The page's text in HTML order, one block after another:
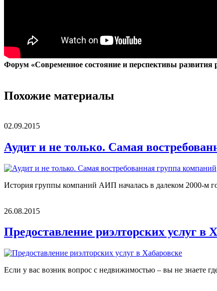
Форум «Современное состояние и перспективы развития
Похожие материалы
02.09.2015
Аудит и не только. Самая
История группы компаний АИП началась в далеком 2000-м
26.08.2015
Предоставление риэлторских услуг в
Если у вас возник вопрос с недвижимостью – вы не знаете